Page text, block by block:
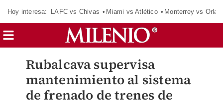
Hoy interesa: LAFC vs Chivas Miami vs Atlético Monterrey vs
Rubalcava supervisa
mantenimiento al sistema
de frenado de trenes de